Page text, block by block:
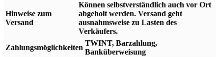
Hinweise zum
Versand
Können selbstverständlich auch vor Ort
abgeholt werden. Versand geht
ausnahmsweise zu Lasten des
Verkäufers.
Zahlungsmöglichkeiten
TWINT, Barzahlung,
Banküberweisung